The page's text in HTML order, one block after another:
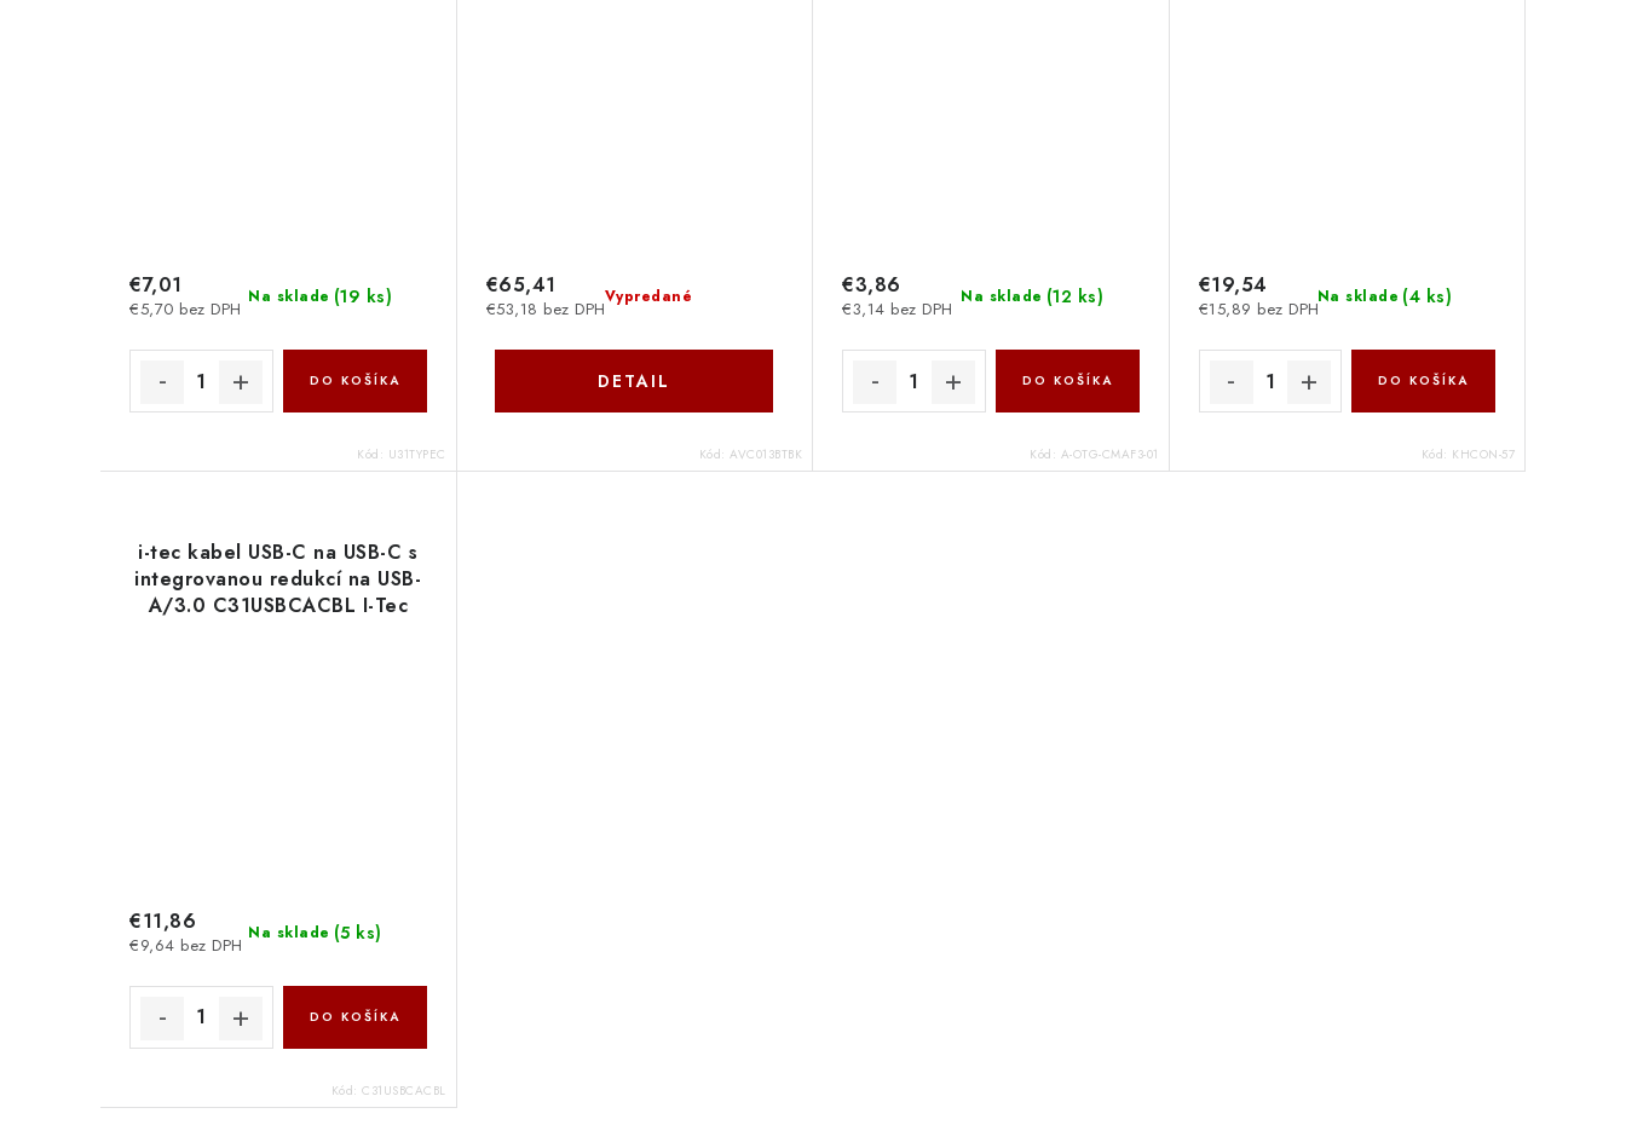
Na sklade (19 ks)
€5,70 bez DPH
€7,01
DO KOŠÍKA
Kód: U31TYPEC
Vypredané
€53,18 bez DPH
€65,41
DETAIL
Kód: AVC013BTBK
Na sklade (12 ks)
€3,14 bez DPH
€3,86
DO KOŠÍKA
Kód: A-OTG-CMAF3-01
Na sklade (4 ks)
€15,89 bez DPH
€19,54
DO KOŠÍKA
Kód: KHCON-57
i-tec kabel USB-C na USB-C s
integrovanou redukcí na USB-
A/3.0 C31USBCACBL I-Tec
Na sklade (5 ks)
€9,64 bez DPH
€11,86
DO KOŠÍKA
Kód: C31USBCACBL